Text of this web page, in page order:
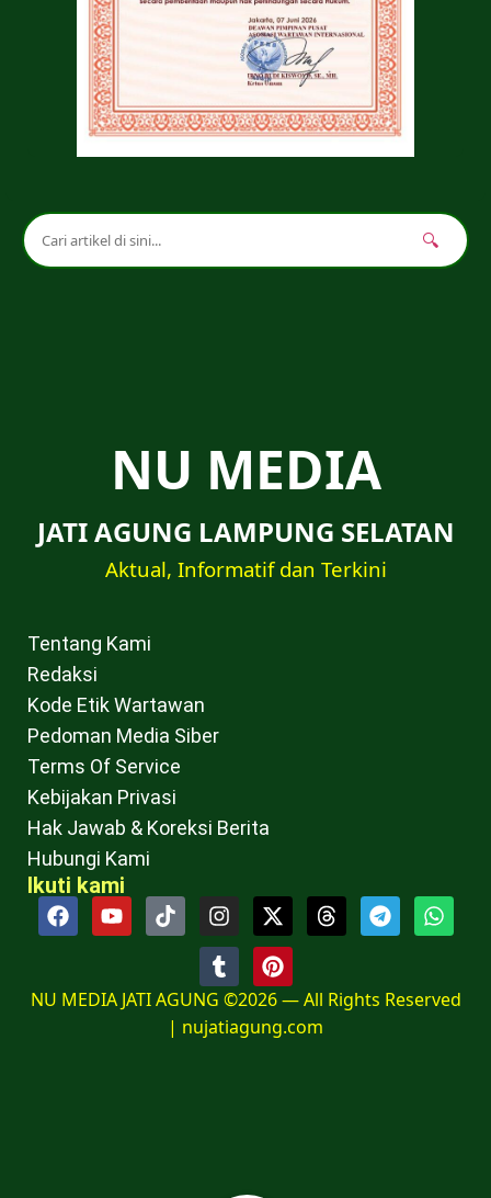
🔍
NU MEDIA
JATI AGUNG LAMPUNG SELATAN
Aktual, Informatif dan Terkini
Tentang Kami
Redaksi
Kode Etik Wartawan
Pedoman Media Siber
Terms Of Service
Kebijakan Privasi
Hak Jawab & Koreksi Berita
Hubungi Kami
Ikuti kami
NU MEDIA JATI AGUNG ©2026 — All Rights Reserved
| nujatiagung.com